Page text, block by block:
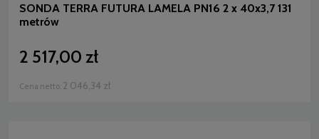
SONDA TERRA FUTURA LAMELA PN16 2 x 40x3,7 131
metrów
2 517,00 zł
Cena netto: 2 046,34 zł